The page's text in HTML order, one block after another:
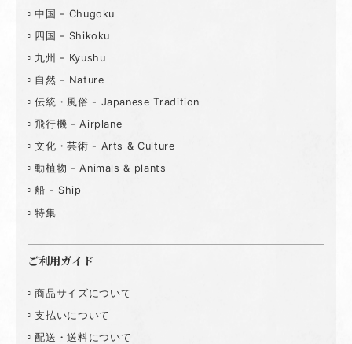
中国 - Chugoku
四国 - Shikoku
九州 - Kyushu
自然 - Nature
伝統・風俗 - Japanese Tradition
飛行機 - Airplane
文化・芸術 - Arts & Culture
動植物 - Animals & plants
船 - Ship
特集
ご利用ガイド
商品サイズについて
支払いについて
配送・送料について